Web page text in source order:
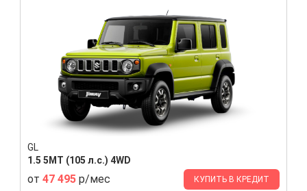
GL
1.5 5MT (105 л.с.) 4WD
от 47 495 р/мес КУПИТЬ В КРЕДИТ